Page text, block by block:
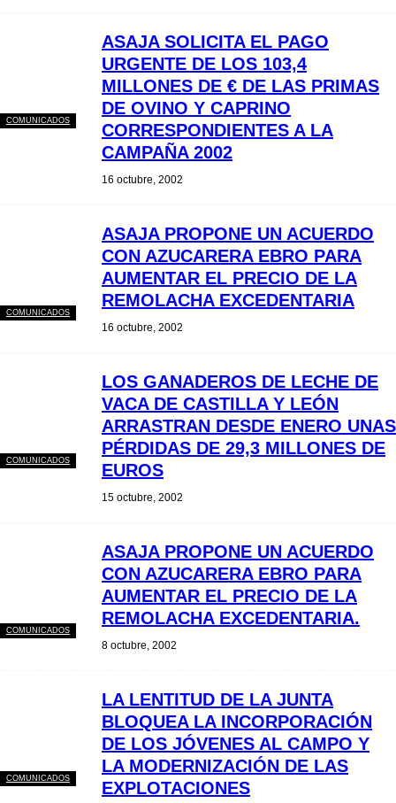
COMUNICADOS
ASAJA SOLICITA EL PAGO
URGENTE DE LOS 103,4
MILLONES DE € DE LAS PRIMAS
DE OVINO Y CAPRINO
CORRESPONDIENTES A LA
CAMPAÑA 2002
16 octubre, 2002
COMUNICADOS
ASAJA PROPONE UN ACUERDO
CON AZUCARERA EBRO PARA
AUMENTAR EL PRECIO DE LA
REMOLACHA EXCEDENTARIA
16 octubre, 2002
COMUNICADOS
LOS GANADEROS DE LECHE DE
VACA DE CASTILLA Y LEÓN
ARRASTRAN DESDE ENERO UNAS
PÉRDIDAS DE 29,3 MILLONES DE
EUROS
15 octubre, 2002
COMUNICADOS
ASAJA PROPONE UN ACUERDO
CON AZUCARERA EBRO PARA
AUMENTAR EL PRECIO DE LA
REMOLACHA EXCEDENTARIA.
8 octubre, 2002
COMUNICADOS
LA LENTITUD DE LA JUNTA
BLOQUEA LA INCORPORACIÓN
DE LOS JÓVENES AL CAMPO Y
LA MODERNIZACIÓN DE LAS
EXPLOTACIONES